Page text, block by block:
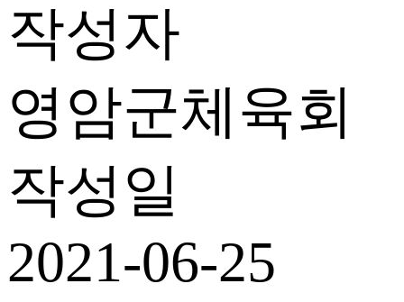
작성자
영암군체육회
작성일
2021-06-25